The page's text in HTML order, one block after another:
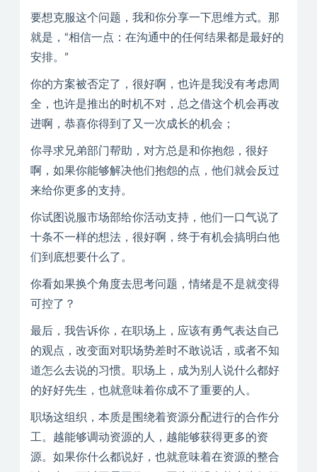
要想克服这个问题，我和你分享一下思维方式。那
就是，“相信一点：在沟通中的任何结果都是最好的
安排。”
你的方案被否定了，很好啊，也许是我没有考虑周
全，也许是推出的时机不对，总之借这个机会再改
进啊，恭喜你得到了又一次成长的机会；
你寻求兄弟部门帮助，对方总是和你抱怨，很好
啊，如果你能够解决他们抱怨的点，他们就会反过
来给你更多的支持。
你试图说服市场部给你活动支持，他们一口气说了
十条不一样的想法，很好啊，终于有机会搞明白他
们到底想要什么了。
你看如果换个角度去思考问题，情绪是不是就变得
可控了？
最后，我告诉你，在职场上，应该有勇气表达自己
的观点，改变面对职场势差时不敢说话，或者不知
道怎么去说的习惯。职场上，成为别人说什么都好
的好好先生，也就意味着你成不了重要的人。
职场这组织，本质是围绕着资源分配进行的合作分
工。越能够调动资源的人，越能够获得更多的资
源。如果你什么都说好，也就意味着在资源的整合